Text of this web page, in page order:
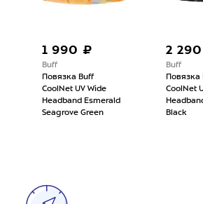
1 990 ₽
Buff
Повязка Buff
CoolNet UV Wide
Headband Esmerald
Seagrove Green
2
Buff
Повязка
CoolNet
Black